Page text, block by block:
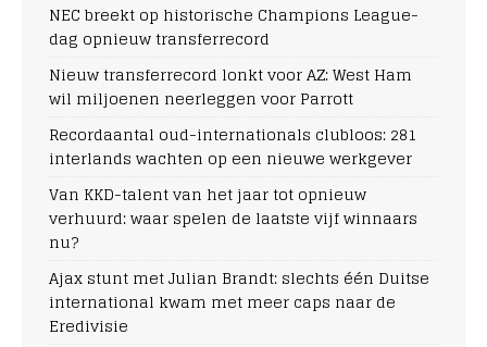
NEC breekt op historische Champions League-
dag opnieuw transferrecord
Nieuw transferrecord lonkt voor AZ: West Ham
wil miljoenen neerleggen voor Parrott
Recordaantal oud-internationals clubloos: 281
interlands wachten op een nieuwe werkgever
Van KKD-talent van het jaar tot opnieuw
verhuurd: waar spelen de laatste vijf winnaars
nu?
Ajax stunt met Julian Brandt: slechts één Duitse
international kwam met meer caps naar de
Eredivisie